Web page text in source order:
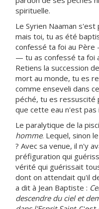
spirituelle.
Le Syrien Naaman
mais toi, tu as été
confessé ta foi au
— tu as confessé ta foi
Retiens la succession
mort au monde, tu es
comme enseveli dans
péché, tu es ressuscité
que cette eau n'est pas
Le paralytique de la
homme. Lequel, sinon
? Avec sa venue, il n'y
préfiguration qui
vérité qui guérissait
dont on attendait qu'il
a dit à Jean Baptiste :
descendre du ciel et